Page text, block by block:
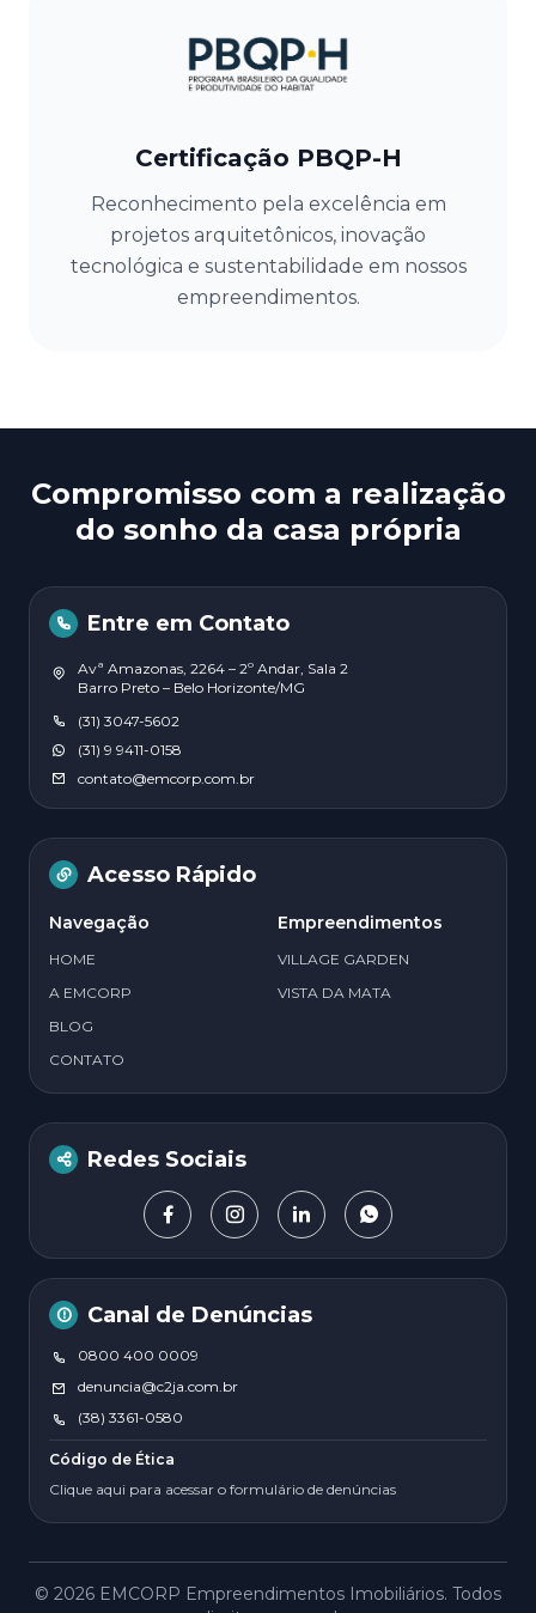
Certificação PBQP-H
Reconhecimento pela excelência em
projetos arquitetônicos, inovação
tecnológica e sustentabilidade em nossos
empreendimentos.
Compromisso com a realização
do sonho da casa própria
Entre em Contato
Avª Amazonas, 2264 – 2º Andar, Sala 2
Barro Preto – Belo Horizonte/MG
(31) 3047-5602
(31) 9 9411-0158
contato@emcorp.com.br
Acesso Rápido
Navegação
HOME
A EMCORP
BLOG
CONTATO
Empreendimentos
VILLAGE GARDEN
VISTA DA MATA
Redes Sociais
Canal de Denúncias
0800 400 0009
denuncia@c2ja.com.br
(38) 3361-0580
Código de Ética
Clique aqui para acessar o formulário de denúncias
© 2026 EMCORP Empreendimentos Imobiliários. Todos